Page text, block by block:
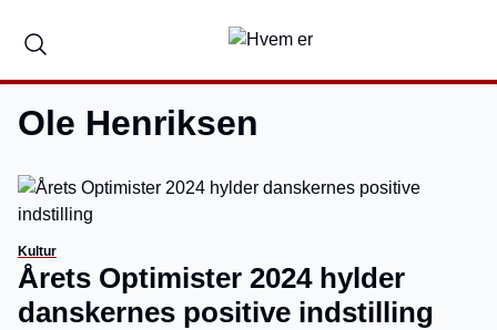
Ole Henriksen
Kultur
Årets Optimister 2024 hylder
danskernes positive indstilling